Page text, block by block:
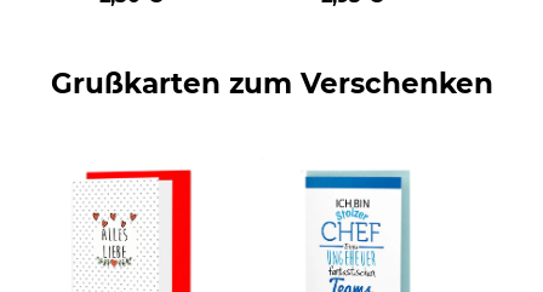
Grußkarten zum Verschenken